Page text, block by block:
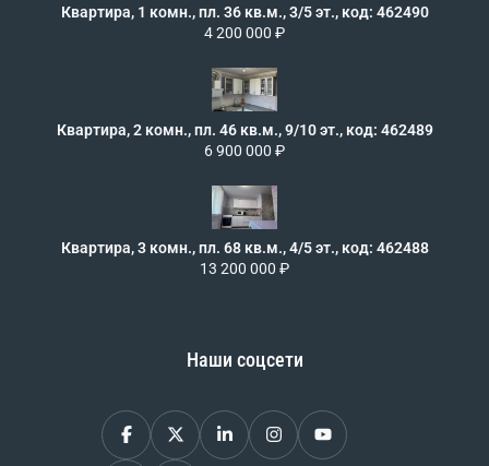
Квартира, 1 комн., пл. 36 кв.м., 3/5 эт., код: 462490
4 200 000 ₽
Квартира, 2 комн., пл. 46 кв.м., 9/10 эт., код: 462489
6 900 000 ₽
Квартира, 3 комн., пл. 68 кв.м., 4/5 эт., код: 462488
13 200 000 ₽
Наши соцсети